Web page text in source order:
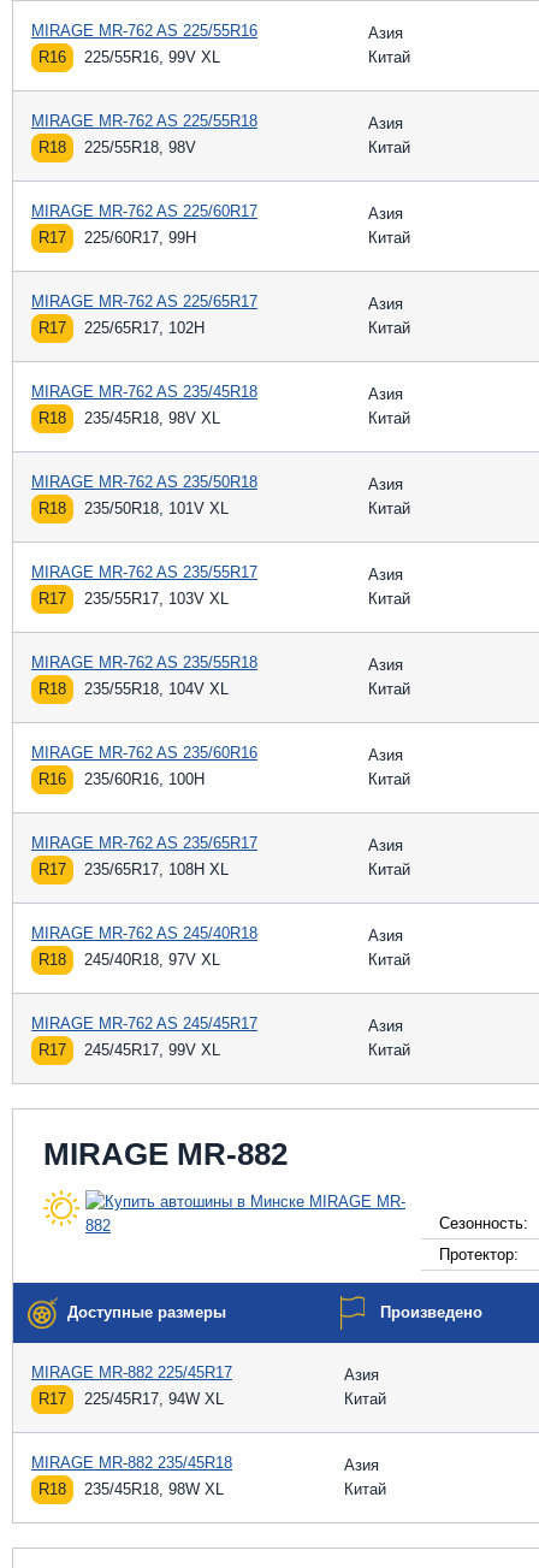
MIRAGE MR-762 AS 225/55R16
R16
225/55R16, 99V XL
Азия
Китай
MIRAGE MR-762 AS 225/55R18
R18
225/55R18, 98V
Азия
Китай
MIRAGE MR-762 AS 225/60R17
R17
225/60R17, 99H
Азия
Китай
MIRAGE MR-762 AS 225/65R17
R17
225/65R17, 102H
Азия
Китай
MIRAGE MR-762 AS 235/45R18
R18
235/45R18, 98V XL
Азия
Китай
MIRAGE MR-762 AS 235/50R18
R18
235/50R18, 101V XL
Азия
Китай
MIRAGE MR-762 AS 235/55R17
R17
235/55R17, 103V XL
Азия
Китай
MIRAGE MR-762 AS 235/55R18
R18
235/55R18, 104V XL
Азия
Китай
MIRAGE MR-762 AS 235/60R16
R16
235/60R16, 100H
Азия
Китай
MIRAGE MR-762 AS 235/65R17
R17
235/65R17, 108H XL
Азия
Китай
MIRAGE MR-762 AS 245/40R18
R18
245/40R18, 97V XL
Азия
Китай
MIRAGE MR-762 AS 245/45R17
R17
245/45R17, 99V XL
Азия
Китай
MIRAGE MR-882
Сезонность:
Протектор:
Доступные размеры Произведено
MIRAGE MR-882 225/45R17
R17
225/45R17, 94W XL
Азия
Китай
MIRAGE MR-882 235/45R18
R18
235/45R18, 98W XL
Азия
Китай